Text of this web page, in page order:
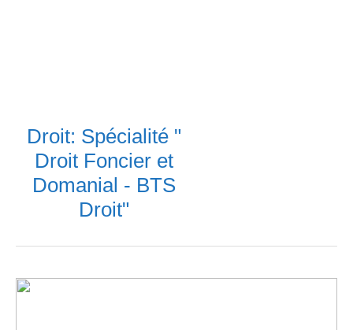
Droit: Spécialité "
Droit Foncier et
Domanial - BTS
Droit"